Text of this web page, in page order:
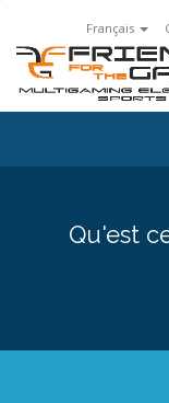
Français
Qu'est